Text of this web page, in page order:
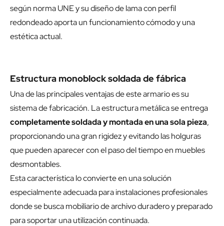
según norma UNE y su diseño de lama con perfil
redondeado aporta un funcionamiento cómodo y una
estética actual.
Estructura monoblock soldada de fábrica
Una de las principales ventajas de este armario es su
sistema de fabricación. La estructura metálica se entrega
completamente soldada y montada en una sola pieza,
proporcionando una gran rigidez y evitando las holguras
que pueden aparecer con el paso del tiempo en muebles
desmontables.
Esta característica lo convierte en una solución
especialmente adecuada para instalaciones profesionales
donde se busca mobiliario de archivo duradero y preparado
para soportar una utilización continuada.